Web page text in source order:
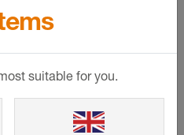
suitable for you.